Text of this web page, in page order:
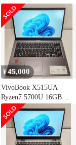
¥45,000
VivoBook X515UA
Ryzen7 5700U 16GB
256GB